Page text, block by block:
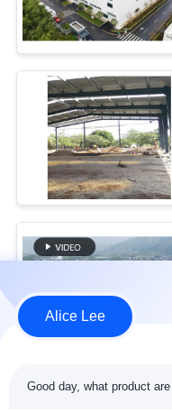
মামলা
গোপনীয়তা
নীতি
Alice Lee
Good day, what product